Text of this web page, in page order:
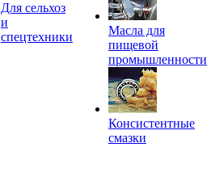
Для сельхоз
и
спецтехники
Масла для
пищевой
промышленности
Консистентные
смазки